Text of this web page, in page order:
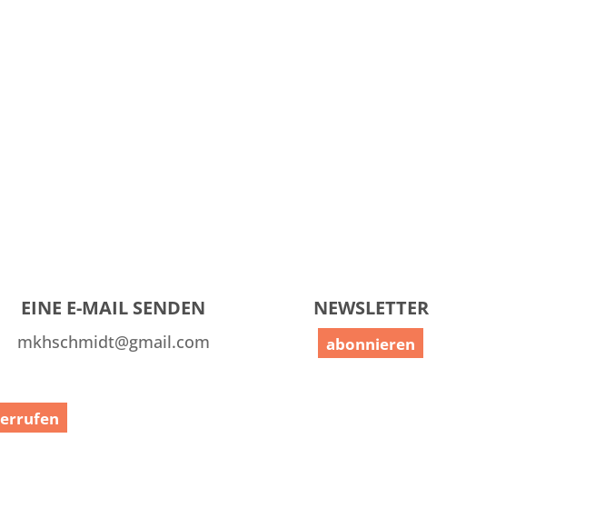
EINE E-MAIL SENDEN
mkhschmidt@gmail.com
NEWSLETTER
abonnieren